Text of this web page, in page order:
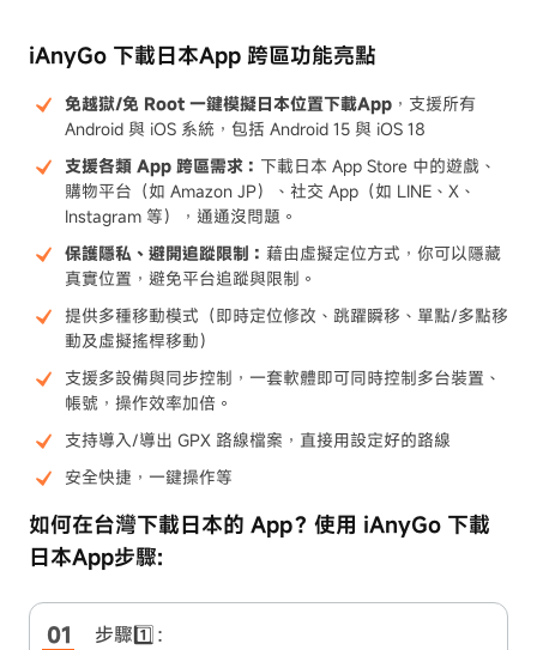
iAnyGo 下載日本App 跨區功能亮點
免越獄/免 Root 一鍵模擬日本位置下載App ，支援所有
Android 與 iOS 系統，包括 Android 15 與 iOS 18
支援各類 App 跨區需求： 下載日本 App Store 中的遊戲、
購物平台（如 Amazon JP）、社交 App（如 LINE、X、
Instagram 等），通通沒問題。
保護隱私、避開追蹤限制： 藉由虛擬定位方式，你可以隱藏
真實位置，避免平台追蹤與限制。
提供多種移動模式（即時定位修改、跳躍瞬移、單點/多點移
動及虛擬搖桿移動）
支援多設備與同步控制，一套軟體即可同時控制多台裝置、
帳號，操作效率加倍。
支持導入/導出 GPX 路線檔案，直接用設定好的路線
安全快捷，一鍵操作等
如何在台灣下載日本的 App？使用 iAnyGo 下載
日本App步驟:
步驟1️⃣：